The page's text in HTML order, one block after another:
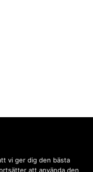
vi ger dig den bästa
att använda den